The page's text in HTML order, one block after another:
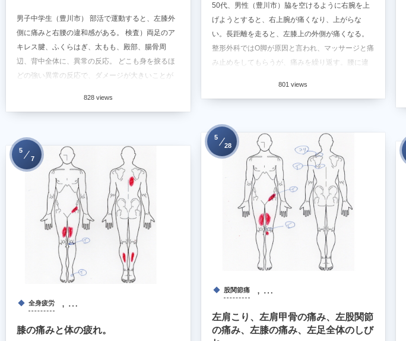
男子中学生（豊川市） 部活で運動すると、左膝外
側に痛みと右腰の違和感がある。 検査）両足のア
キレス腱、ふくらはぎ、太もも、殿部、腸骨周
辺、背中全体に、異常の反応。 どこも身を捩るほ
どの強い異常の反応で、ダメージが大きいことが
828 views
50代、男性（豊川市）脇を空けるように右腕を上
げようとすると、右上腕が痛くなり、上がらな
い。長距離を走ると、左膝上の外側が痛くなる。
整形外科ではO脚が原因と言われ、マッサージと痛
み止めをしてもらうが、痛みを繰り返す。腰に違
801 views
股関節痛 , …
左肩こり、左肩甲骨の痛み、左股関節
の痛み、左膝の痛み、左足全体のしび
5
28
全身疲労 , …
膝の痛みと体の疲れ。
5
7